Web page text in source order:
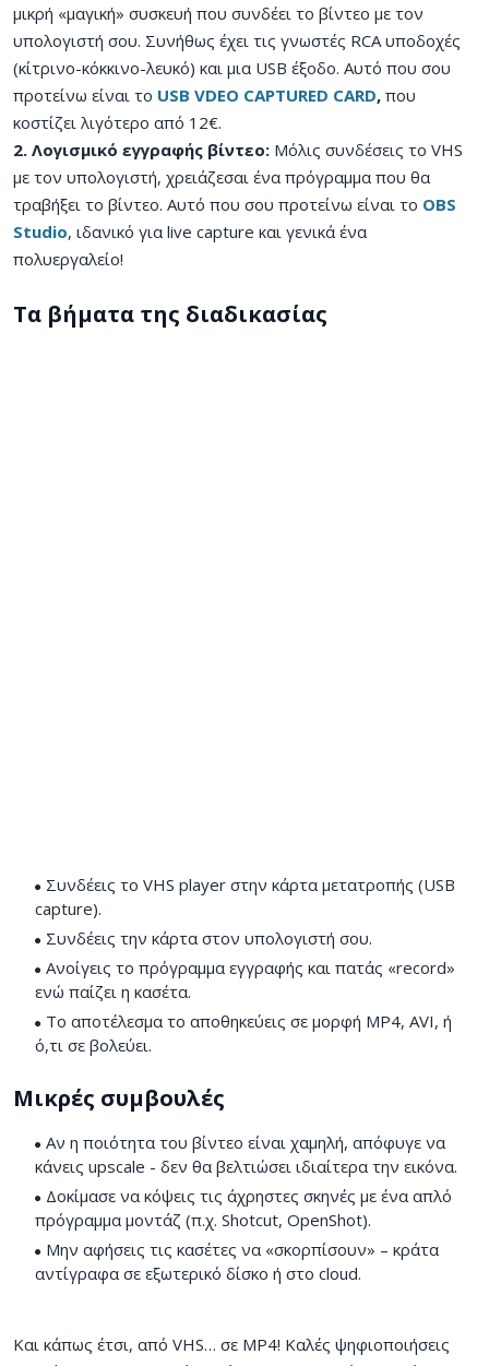
μικρή «μαγική» συσκευή που συνδέει το βίντεο με τον
υπολογιστή σου. Συνήθως έχει τις γνωστές RCA υποδοχές
(κίτρινο-κόκκινο-λευκό) και μια USB έξοδο. Αυτό που σου
προτείνω είναι το USB VDEO CAPTURED CARD, που
κοστίζει λιγότερο από 12€.
2. Λογισμικό εγγραφής βίντεο: Μόλις συνδέσεις το VHS
με τον υπολογιστή, χρειάζεσαι ένα πρόγραμμα που θα
τραβήξει το βίντεο. Αυτό που σου προτείνω είναι το OBS
Studio, ιδανικό για live capture και γενικά ένα
πολυεργαλείο!
Τα βήματα της διαδικασίας
Συνδέεις το VHS player στην κάρτα μετατροπής (USB
capture).
Συνδέεις την κάρτα στον υπολογιστή σου.
Ανοίγεις το πρόγραμμα εγγραφής και πατάς «record»
ενώ παίζει η κασέτα.
Το αποτέλεσμα το αποθηκεύεις σε μορφή MP4, AVI, ή
ό,τι σε βολεύει.
Μικρές συμβουλές
Αν η ποιότητα του βίντεο είναι χαμηλή, απόφυγε να
κάνεις upscale - δεν θα βελτιώσει ιδιαίτερα την εικόνα.
Δοκίμασε να κόψεις τις άχρηστες σκηνές με ένα απλό
πρόγραμμα μοντάζ (π.χ. Shotcut, OpenShot).
Μην αφήσεις τις κασέτες να «σκορπίσουν» – κράτα
αντίγραφα σε εξωτερικό δίσκο ή στο cloud.
Και κάπως έτσι, από VHS… σε MP4! Καλές ψηφιοποιήσεις